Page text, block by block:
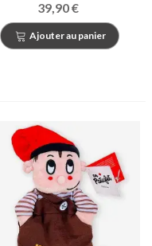
39,90 €
Ajouter au panier